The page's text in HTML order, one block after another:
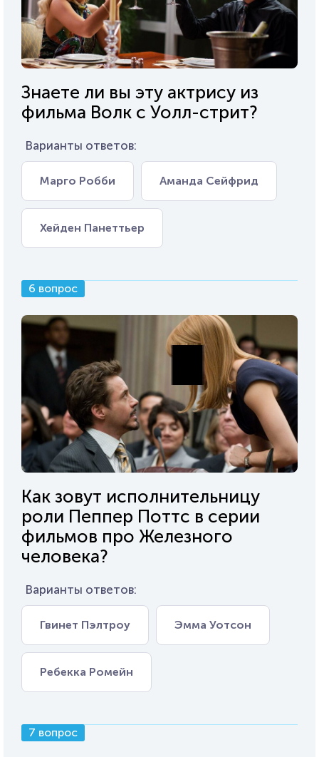
Знаете ли вы эту актрису из
фильма Волк с Уолл-стрит?
Варианты ответов:
Марго Робби Аманда Сейфрид
Хейден Панеттьер
6 вопрос
Как зовут исполнительницу
роли Пеппер Поттс в серии
фильмов про Железного
человека?
Варианты ответов:
Гвинет Пэлтроу Эмма Уотсон
Ребекка Ромейн
7 вопрос